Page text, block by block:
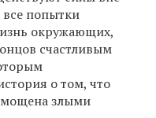
все попытки
окружающих,
счастливым
о том, что
злыми